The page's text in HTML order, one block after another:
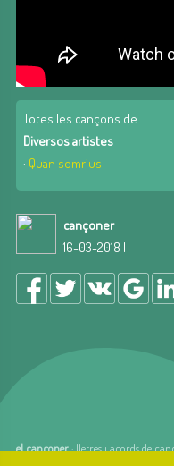
Totes les cançons de
Diversos artistes
· Quan somrius
cançoner
16-03-2018 |
el cançoner· lletres i acords de